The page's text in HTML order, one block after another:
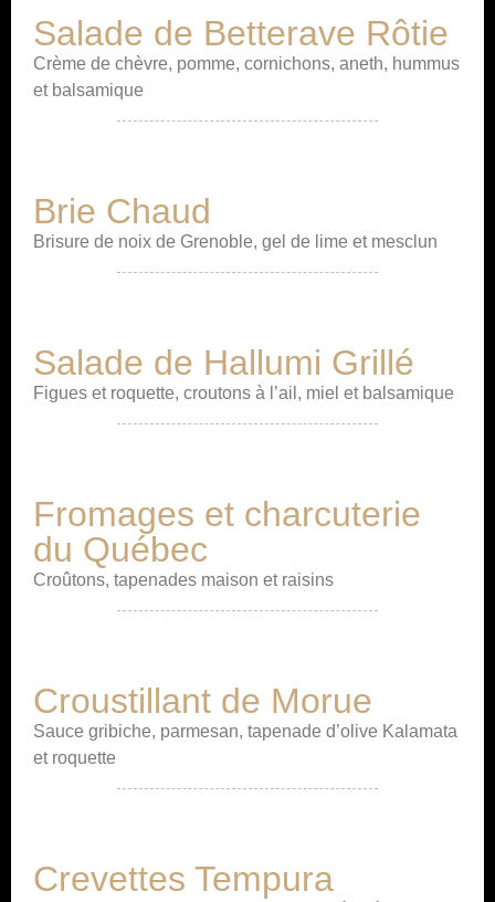
Salade de Betterave Rôtie
Crème de chèvre, pomme, cornichons, aneth, hummus
et balsamique
Brie Chaud
Brisure de noix de Grenoble, gel de lime et mesclun
Salade de Hallumi Grillé
Figues et roquette, croutons à l’ail, miel et balsamique
Fromages et charcuterie
du Québec
Croûtons, tapenades maison et raisins
Croustillant de Morue
Sauce gribiche, parmesan, tapenade d’olive Kalamata
et roquette
Crevettes Tempura